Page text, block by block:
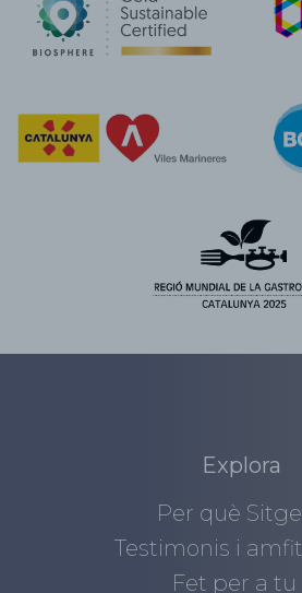
Explora
Per què
Testimonis i
Fet per a tu